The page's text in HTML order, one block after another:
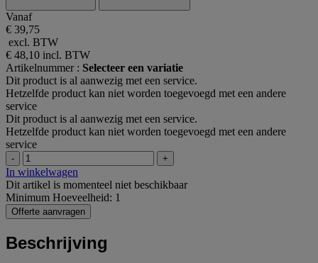
Vanaf
€ 39,75
excl. BTW
€ 48,10 incl. BTW
Artikelnummer : Selecteer een variatie
Dit product is al aanwezig met een service.
Hetzelfde product kan niet worden toegevoegd met een andere
service
Dit product is al aanwezig met een service.
Hetzelfde product kan niet worden toegevoegd met een andere
service
- +
In winkelwagen
Dit artikel is momenteel niet beschikbaar
Minimum Hoeveelheid: 1
Offerte aanvragen
Beschrijving